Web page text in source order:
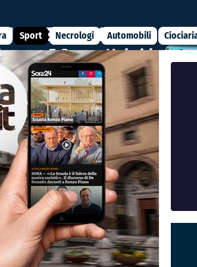
Sport Necrologi Automobili